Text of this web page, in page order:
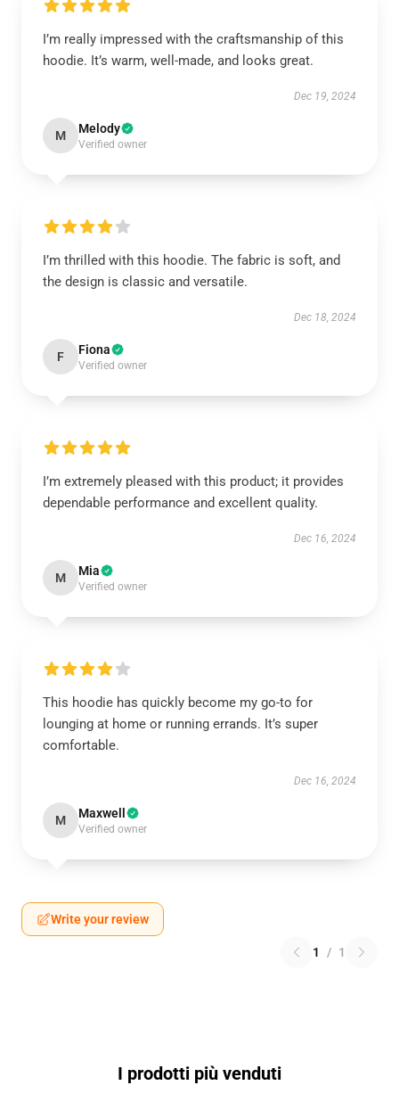
I’m really impressed with the craftsmanship of this
hoodie. It’s warm, well-made, and looks great.
Dec 19, 2024
M Melody
Verified owner
I’m thrilled with this hoodie. The fabric is soft, and
the design is classic and versatile.
Dec 18, 2024
F Fiona
Verified owner
I’m extremely pleased with this product; it provides
dependable performance and excellent quality.
Dec 16, 2024
M Mia
Verified owner
This hoodie has quickly become my go-to for
lounging at home or running errands. It’s super
comfortable.
Dec 16, 2024
M Maxwell
Verified owner
Write your review
1 / 1
I prodotti più venduti